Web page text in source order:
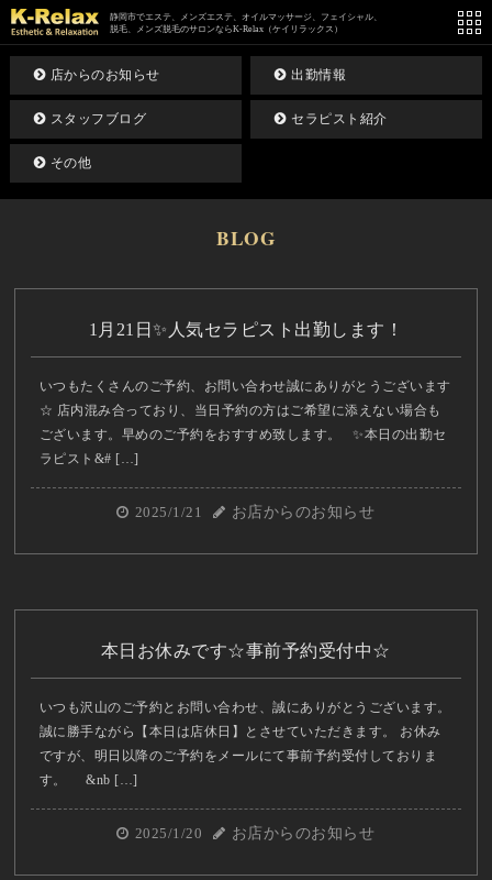
静岡市でエステ、メンズエステ、オイルマッサージ、フェイシャル、
脱毛、メンズ脱毛のサロンならK-Relax（ケイリラックス）
店からのお知らせ 出勤情報
スタッフブログ セラピスト紹介
その他
BLOG
1月21日✨人気セラピスト出勤します！
いつもたくさんのご予約、お問い合わせ誠にありがとうございます
☆ 店内混み合っており、当日予約の方はご希望に添えない場合も
ございます。早めのご予約をおすすめ致します。 ✨本日の出勤セ
ラピスト&# […]
2025/1/21 お店からのお知らせ
本日お休みです☆事前予約受付中☆
いつも沢山のご予約とお問い合わせ、誠にありがとうございます。
誠に勝手ながら【本日は店休日】とさせていただきます。 お休み
ですが、明日以降のご予約をメールにて事前予約受付しておりま
す。 &nb […]
2025/1/20 お店からのお知らせ